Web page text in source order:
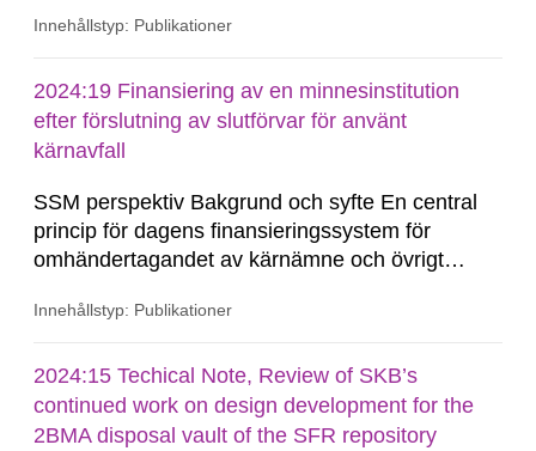
legat på formella samrådsprocesser kring den
utvecklingsprogram samt SKB:s
tillståndsansökningar enligt kärntekniklagen.
Innehållstyp: Publikationer
2024:19 Finansiering av en minnesinstitution
efter förslutning av slutförvar för använt
kärnavfall
SSM perspektiv Bakgrund och syfte En central
princip för dagens finansieringssystem för
omhändertagandet av kärnämne och övrigt
avveckling av kärnkraftverk är
finansieringssystem som grundas på en avgift
per levererad kilowattimme till den s.k.
Kärnavfallsfonden. I tillägg...
Innehållstyp: Publikationer
2024:15 Techical Note, Review of SKB’s
continued work on design development for the
2BMA disposal vault of the SFR repository